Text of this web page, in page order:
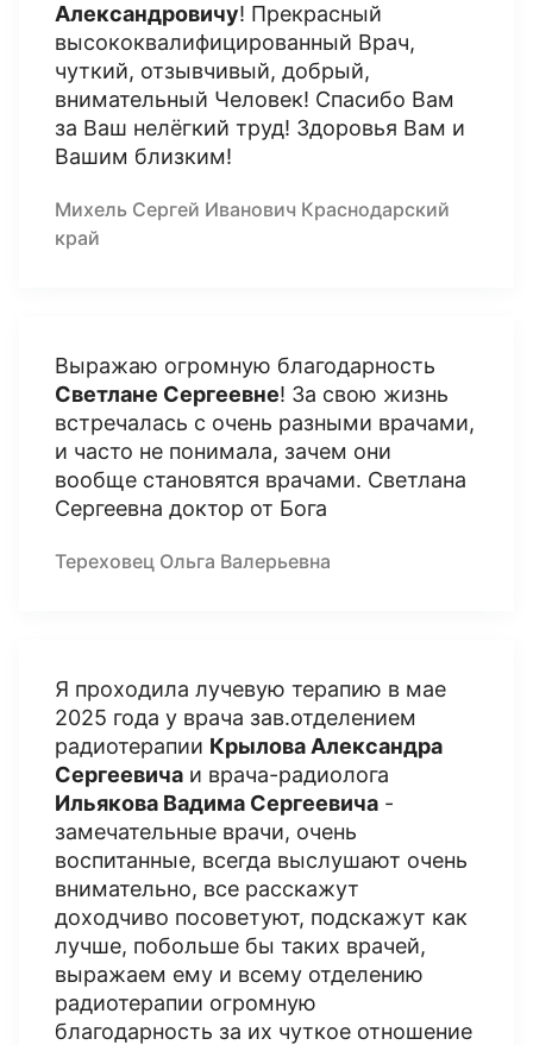
Александровичу! Прекрасный
высококвалифицированный Врач,
чуткий, отзывчивый, добрый,
внимательный Человек! Спасибо Вам
за Ваш нелёгкий труд! Здоровья Вам и
Вашим близким!
Михель Сергей Иванович Краснодарский
край
Выражаю огромную благодарность
Светлане Сергеевне! За свою жизнь
встречалась с очень разными врачами,
и часто не понимала, зачем они
вообще становятся врачами. Светлана
Сергеевна доктор от Бога
Тереховец Ольга Валерьевна
Я проходила лучевую терапию в мае
2025 года у врача зав.отделением
радиотерапии Крылова Александра
Сергеевича и врача-радиолога
Ильякова Вадима Сергеевича -
замечательные врачи, очень
воспитанные, всегда выслушают очень
внимательно, все расскажут
доходчиво посоветуют, подскажут как
лучше, побольше бы таких врачей,
выражаем ему и всему отделению
радиотерапии огромную
благодарность за их чуткое отношение